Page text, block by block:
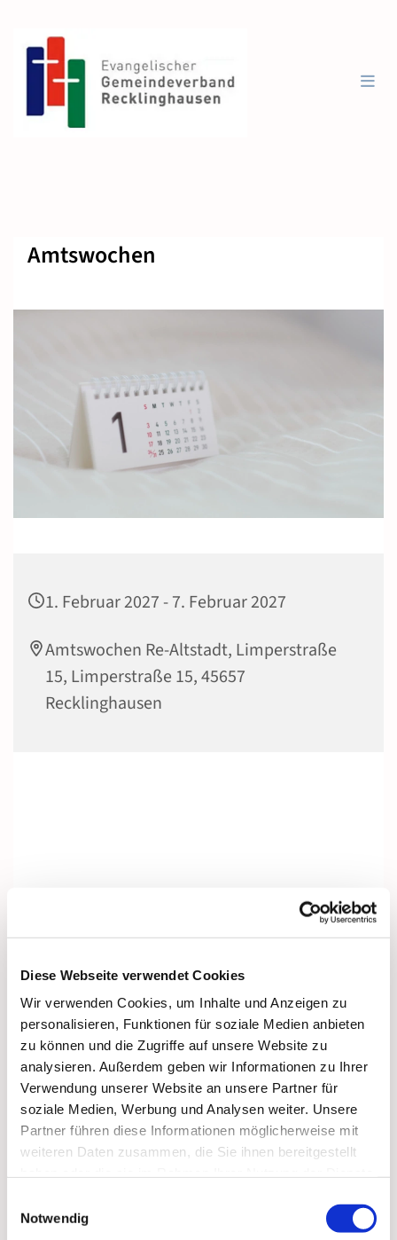
Diese Webseite verwendet Cookies
Wir verwenden Cookies, um Inhalte und Anzeigen zu
personalisieren, Funktionen für soziale Medien anbieten
zu können und die Zugriffe auf unsere Website zu
analysieren. Außerdem geben wir Informationen zu Ihrer
Verwendung unserer Website an unsere Partner für
soziale Medien, Werbung und Analysen weiter. Unsere
Partner führen diese Informationen möglicherweise mit
weiteren Daten zusammen, die Sie ihnen bereitgestellt
Notwendig
Amtswochen
1. Februar 2027 - 7. Februar 2027
Amtswochen Re-Altstadt, Limperstraße
15, Limperstraße 15, 45657
Recklinghausen
Dies könnte Sie auch interessieren